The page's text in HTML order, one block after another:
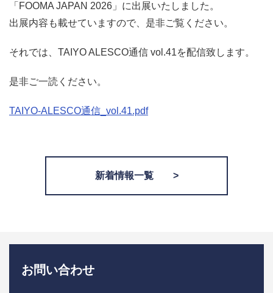
「FOOMA JAPAN 2026」に出展いたしました。
出展内容も載せていますので、是非ご覧ください。
それでは、TAIYO ALESCO通信 vol.41を配信致します。
是非ご一読ください。
TAIYO-ALESCO通信_vol.41.pdf
新着情報一覧 >
お問い合わせ